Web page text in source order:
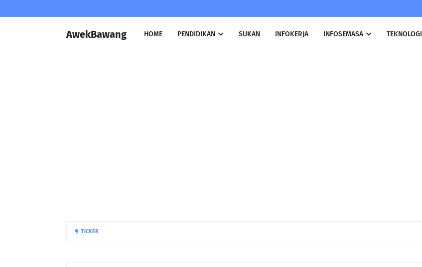
AwekBawang HOME PENDIDIKAN SUKAN INFOKERJA INFOSEMASA TEKNOLOGI
TICKER